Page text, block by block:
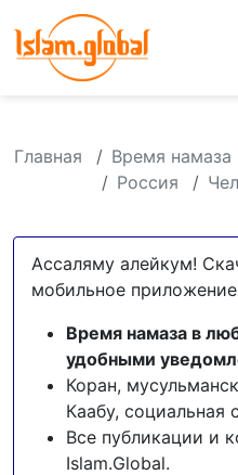
Главная
Время намаза
Россия
Ассаляму алейкум!
мобильное
Время намаза в
удобными
Коран,
Каабу, социальная
Все публикации и
Islam.Global.